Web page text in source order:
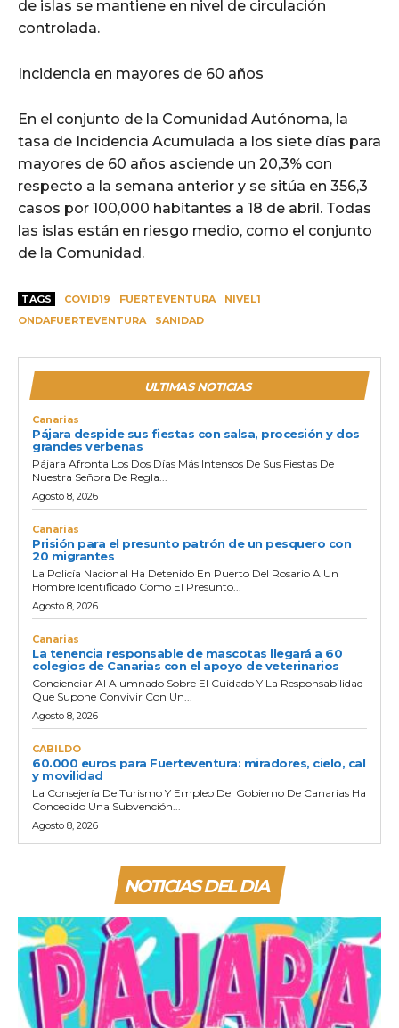
de islas se mantiene en nivel de circulación
controlada.
Incidencia en mayores de 60 años
En el conjunto de la Comunidad Autónoma, la
tasa de Incidencia Acumulada a los siete días para
mayores de 60 años asciende un 20,3% con
respecto a la semana anterior y se sitúa en 356,3
casos por 100,000 habitantes a 18 de abril. Todas
las islas están en riesgo medio, como el conjunto
de la Comunidad.
TAGS COVID19 FUERTEVENTURA
NIVEL1
ONDAFUERTEVENTURA
SANIDAD
ULTIMAS NOTICIAS
Canarias
Pájara despide sus fiestas con salsa, procesión y dos
grandes verbenas
Pájara Afronta Los Dos Días Más Intensos De Sus Fiestas De
Nuestra Señora De Regla...
Agosto 8, 2026
Canarias
Prisión para el presunto patrón de un pesquero con
20 migrantes
La Policía Nacional Ha Detenido En Puerto Del Rosario A Un
Hombre Identificado Como El Presunto...
Agosto 8, 2026
Canarias
La tenencia responsable de mascotas llegará a 60
colegios de Canarias con el apoyo de veterinarios
Concienciar Al Alumnado Sobre El Cuidado Y La Responsabilidad
Que Supone Convivir Con Un...
Agosto 8, 2026
CABILDO
60.000 euros para Fuerteventura: miradores, cielo, cal
y movilidad
La Consejería De Turismo Y Empleo Del Gobierno De Canarias Ha
Concedido Una Subvención...
Agosto 8, 2026
NOTICIAS DEL DIA